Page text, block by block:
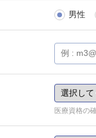
男性
医療資格の